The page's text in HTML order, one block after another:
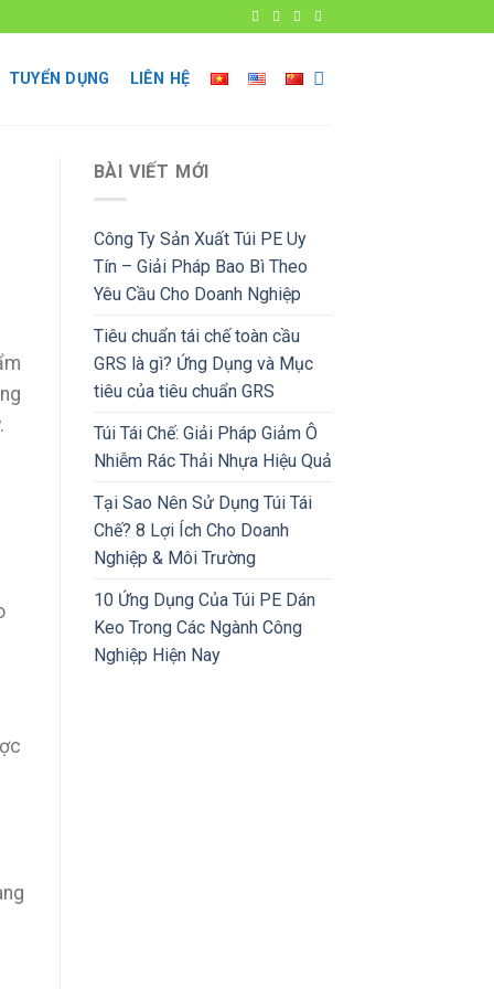
TUYỂN DỤNG LIÊN HỆ
BÀI VIẾT MỚI
Công Ty Sản Xuất Túi PE Uy
Tín – Giải Pháp Bao Bì Theo
Yêu Cầu Cho Doanh Nghiệp
Tiêu chuẩn tái chế toàn cầu
GRS là gì? Ứng Dụng và Mục
tiêu của tiêu chuẩn GRS
Túi Tái Chế: Giải Pháp Giảm Ô
Nhiễm Rác Thải Nhựa Hiệu Quả
Tại Sao Nên Sử Dụng Túi Tái
Chế? 8 Lợi Ích Cho Doanh
Nghiệp & Môi Trường
10 Ứng Dụng Của Túi PE Dán
Keo Trong Các Ngành Công
Nghiệp Hiện Nay